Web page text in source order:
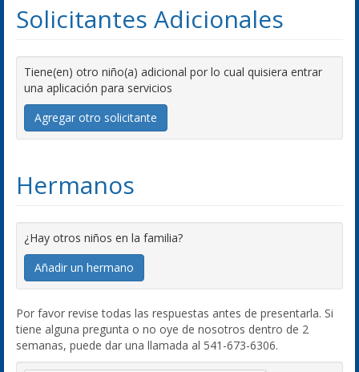
Solicitantes Adicionales
Tiene(en) otro niño(a) adicional por lo cual quisiera entrar
una aplicación para servicios
Agregar otro solicitante
Hermanos
¿Hay otros niños en la familia?
Añadir un hermano
Por favor revise todas las respuestas antes de presentarla. Si
tiene alguna pregunta o no oye de nosotros dentro de 2
semanas, puede dar una llamada al 541-673-6306.